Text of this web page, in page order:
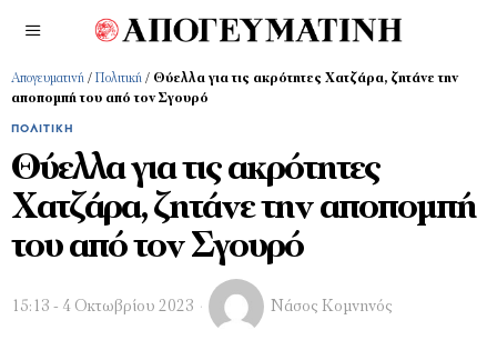
Απογευματινή / Πολιτική / Θύελλα για τις ακρότητες Χατζάρα, ζητάνε την
αποπομπή του από τον Σγουρό
ΠΟΛΙΤΙΚΉ
Θύελλα για τις ακρότητες
Χατζάρα, ζητάνε την αποπομπή
του από τον Σγουρό
15:13 - 4 Οκτωβρίου 2023 Νάσος Κομνηνός